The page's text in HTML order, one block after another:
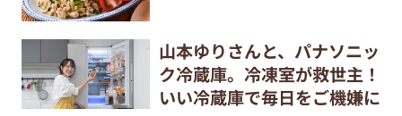
山本ゆりさんと、パナソニッ
ク冷蔵庫。冷凍室が救世主！
いい冷蔵庫で毎日をご機嫌に